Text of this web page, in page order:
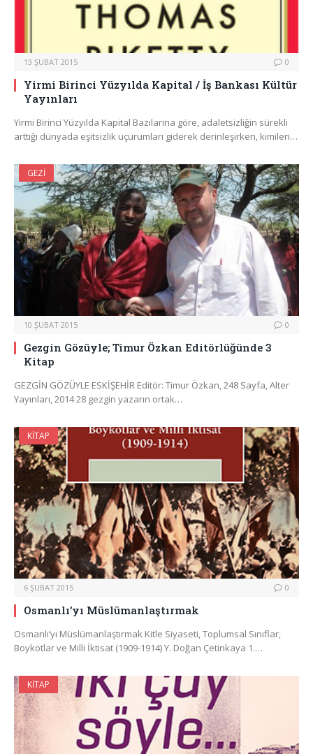
13 ŞUBAT 2015 0
Yirmi Birinci Yüzyılda Kapital / İş Bankası Kültür
Yayınları
Yirmi Birinci Yüzyılda Kapital Bazılarına göre, adaletsizliğin sürekli
arttığı dünyada eşitsizlik uçurumları giderek derinleşirken, kimileri…
GEZI
10 ŞUBAT 2015 0
Gezgin Gözüyle; Timur Özkan Editörlüğünde 3
Kitap
GEZGİN GÖZÜYLE ESKİŞEHİR Editör: Timur Özkan, 248 Sayfa, Alter
Yayınları, 2014 28 gezgin yazarın ortak…
KITAP
6 ŞUBAT 2015 0
Osmanlı’yı Müslümanlaştırmak
Osmanlı’yı Müslümanlaştırmak Kitle Siyaseti, Toplumsal Sınıflar,
Boykotlar ve Milli İktisat (1909-1914) Y. Doğan Çetinkaya 1.…
KITAP